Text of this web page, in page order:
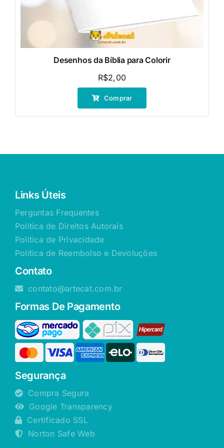
Desenhos da Bíblia para Colorir
R$2,00
Comprar
Links Úteis
Perguntas Frequentes
Política de Direitos Autorais
Política de Privacidade
Política de Reembolso e Devoluções
Contato
contato@artecat.com.br
Formas De Pagamento
Segurança
Compra Segura
Google Transparency
Certificado SSL
Norton Safe Web